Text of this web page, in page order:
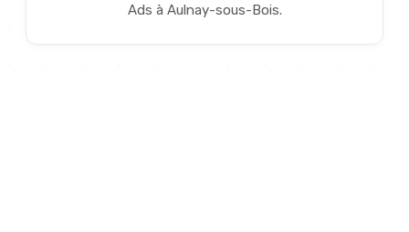
Ads à Aulnay-sous-Bois.